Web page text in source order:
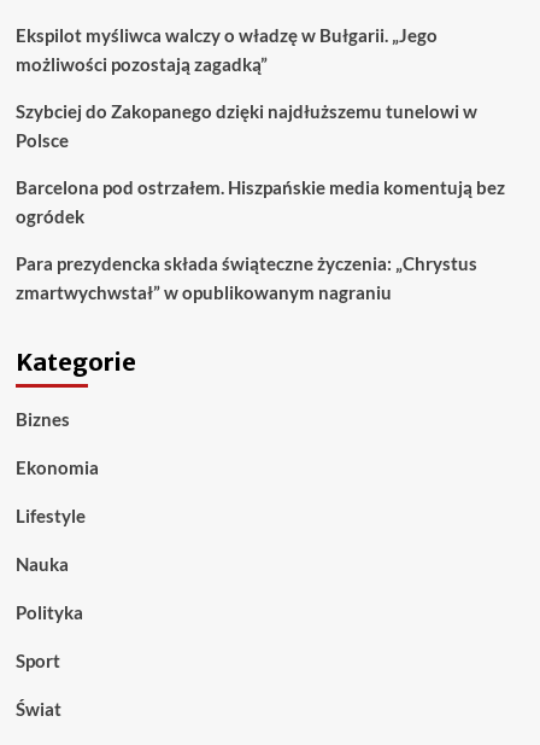
Ekspilot myśliwca walczy o władzę w Bułgarii. „Jego
możliwości pozostają zagadką”
Szybciej do Zakopanego dzięki najdłuższemu tunelowi w
Polsce
Barcelona pod ostrzałem. Hiszpańskie media komentują bez
ogródek
Para prezydencka składa świąteczne życzenia: „Chrystus
zmartwychwstał” w opublikowanym nagraniu
Kategorie
Biznes
Ekonomia
Lifestyle
Nauka
Polityka
Sport
Świat